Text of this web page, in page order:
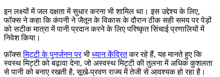
इन लक्ष्यों में जल दक्षता में सुधार करना भी शामिल था। इस उद्देश्य के लिए,
फॉक्स ने कहा कि कंपनी ने जैतून के विकास के दौरान ठीक सही समय पर पेड़ों
को सटीक मात्रा में पानी प्रदान करने के लिए परिष्कृत सिंचाई प्रणालियों में
निवेश किया।
फ़ॉक्समिट्टी के पुनर्जनन परभी ध्यान केंद्रितकर रहे हैं, यह मानते हुए कि
स्वस्थ मिट्टी को बढ़ावा देना, जो अस्वस्थ मिट्टी की तुलना में अधिक कुशलता
से पानी को बनाए रखती है, सूखे-प्रवण राज्य में तेजी से आवश्यक हो रहा है।